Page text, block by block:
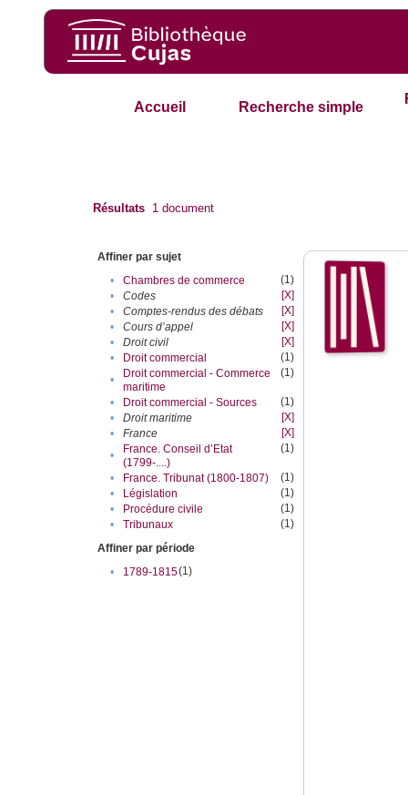
Accueil Recherche simple
Résultats 1 document
Affiner par sujet
•
Chambres de commerce
(1)
•
Codes
[X]
•
Comptes-rendus des débats
[X]
•
Cours d’appel
[X]
•
Droit civil
[X]
•
Droit commercial
(1)
•
Droit commercial - Commerce
maritime
(1)
• Droit commercial - Sources
(1)
•
Droit maritime
[X]
•
France
[X]
•
France. Conseil d’Etat
(1799-....)
(1)
• France. Tribunat (1800-1807)
(1)
•
Législation
(1)
•
Procédure civile
(1)
•
Tribunaux
(1)
Affiner par période
•
1789-1815(1)